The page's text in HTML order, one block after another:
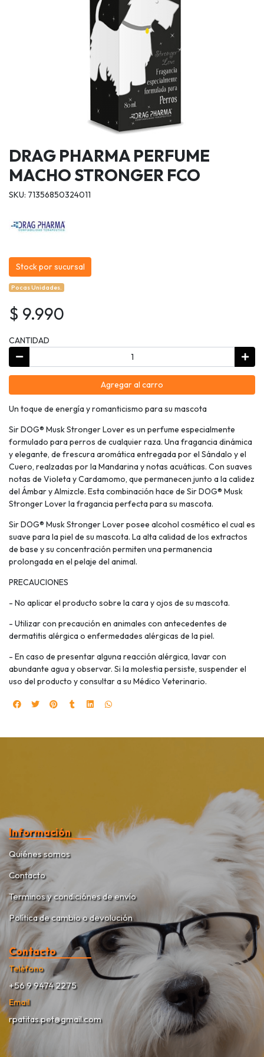
DRAG PHARMA PERFUME
MACHO STRONGER FCO
SKU: 71356850324011
Stock por sucursal
Pocas Unidades.
$ 9.990
CANTIDAD
Agregar al carro
Un toque de energía y romanticismo para su mascota
Sir DOG® Musk Stronger Lover es un perfume especialmente
formulado para perros de cualquier raza. Una fragancia dinámica
y elegante, de frescura aromática entregada por el Sándalo y el
Cuero, realzadas por la Mandarina y notas acuáticas. Con suaves
notas de Violeta y Cardamomo, que permanecen junto a la calidez
del Ámbar y Almizcle. Esta combinación hace de Sir DOG® Musk
Stronger Lover la fragancia perfecta para su mascota.
Sir DOG® Musk Stronger Lover posee alcohol cosmético el cual es
suave para la piel de su mascota. La alta calidad de los extractos
de base y su concentración permiten una permanencia
prolongada en el pelaje del animal.
PRECAUCIONES
- No aplicar el producto sobre la cara y ojos de su mascota.
- Utilizar con precaución en animales con antecedentes de
dermatitis alérgica o enfermedades alérgicas de la piel.
- En caso de presentar alguna reacción alérgica, lavar con
abundante agua y observar. Si la molestia persiste, suspender el
uso del producto y consultar a su Médico Veterinario.
Información
Quiénes somos
Contacto
Terminos y condiciónes de envío
Política de cambio o devolución
Contacto
Teléfono
+56 9 9474 2275
Email
rpatitas.pet@gmail.com